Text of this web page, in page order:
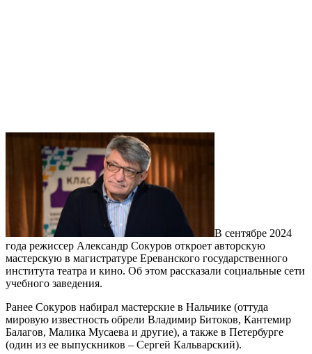
В сентябре 2024
года режиссер Александр Сокуров откроет авторскую
мастерскую в магистратуре Ереванского государственного
института театра и кино. Об этом рассказали социальные сети
учебного заведения.
Ранее Сокуров набирал мастерские в Нальчике (оттуда
мировую известность обрели Владимир Битоков, Кантемир
Балагов, Малика Мусаева и другие), а также в Петербурге
(один из ее выпускников – Сергей Кальварский).